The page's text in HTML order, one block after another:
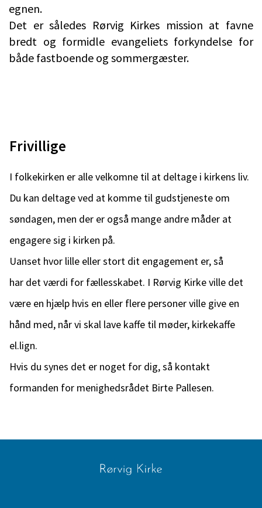
egnen.
Det er således Rørvig Kirkes mission at favne
bredt og formidle evangeliets forkyndelse for
både fastboende og sommergæster.
Frivillige
I folkekirken er alle velkomne til at deltage i kirkens liv.
Du kan deltage ved at komme til gudstjeneste om
søndagen, men der er også mange andre måder at
engagere sig i kirken på.
Uanset hvor lille eller stort dit engagement er, så
har det værdi for fællesskabet. I Rørvig Kirke ville det
være en hjælp hvis en eller flere personer ville give en
hånd med, når vi skal lave kaffe til møder, kirkekaffe
el.lign.
Hvis du synes det er noget for dig, så kontakt
formanden for menighedsrådet Birte Pallesen.